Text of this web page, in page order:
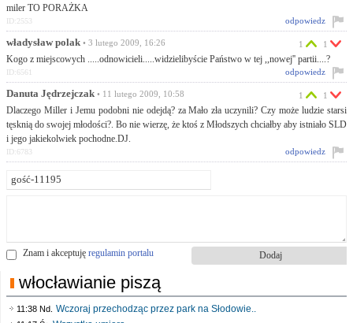
miler TO PORAŻKA
odpowiedz
ID:2553
władysław polak • 3 lutego 2009, 16:26
Kogo z miejscowych .....odnowicieli.....widzielibyście Państwo w tej ,,nowej'' partii....?
1 1
odpowiedz
ID:6561
Danuta Jędrzejczak • 11 lutego 2009, 10:58
Dlaczego Miller i Jemu podobni nie odejdą? za Mało zła uczynili? Czy może ludzie starsi
tęsknią do swojej młodości?. Bo nie wierzę, że ktoś z Młodszych chciałby aby istniało SLD
i jego jakiekolwiek pochodne.DJ.
1 1
odpowiedz
ID:6783
Znam i akceptuję regulamin portalu
włocławianie piszą
11:38 Nd. Wczoraj przechodząc przez park na Słodowie..